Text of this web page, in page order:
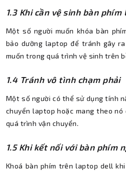
1.3 Khi cần vệ sinh bàn phím
Một số người muốn khóa bàn
bảo dưỡng laptop để tránh gây
muốn trong quá trình vệ sinh trên
1.4 Tránh vô tình chạm phải
Một số người có thể sử dụng tính
chuyển laptop hoặc mang theo
quá trình vận chuyển.
1.5 Khi kết nối với bàn phím
Khoá bàn phím trên laptop dell